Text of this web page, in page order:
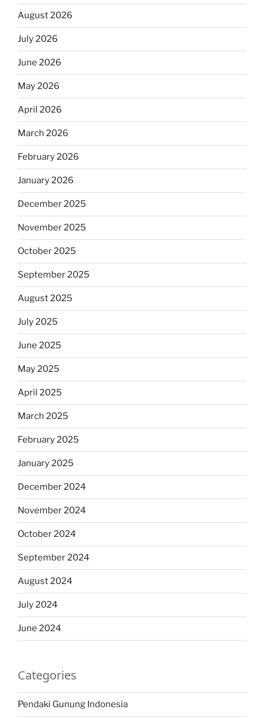
August 2026
July 2026
June 2026
May 2026
April 2026
March 2026
February 2026
January 2026
December 2025
November 2025
October 2025
September 2025
August 2025
July 2025
June 2025
May 2025
April 2025
March 2025
February 2025
January 2025
December 2024
November 2024
October 2024
September 2024
August 2024
July 2024
June 2024
Categories
Pendaki Gunung Indonesia